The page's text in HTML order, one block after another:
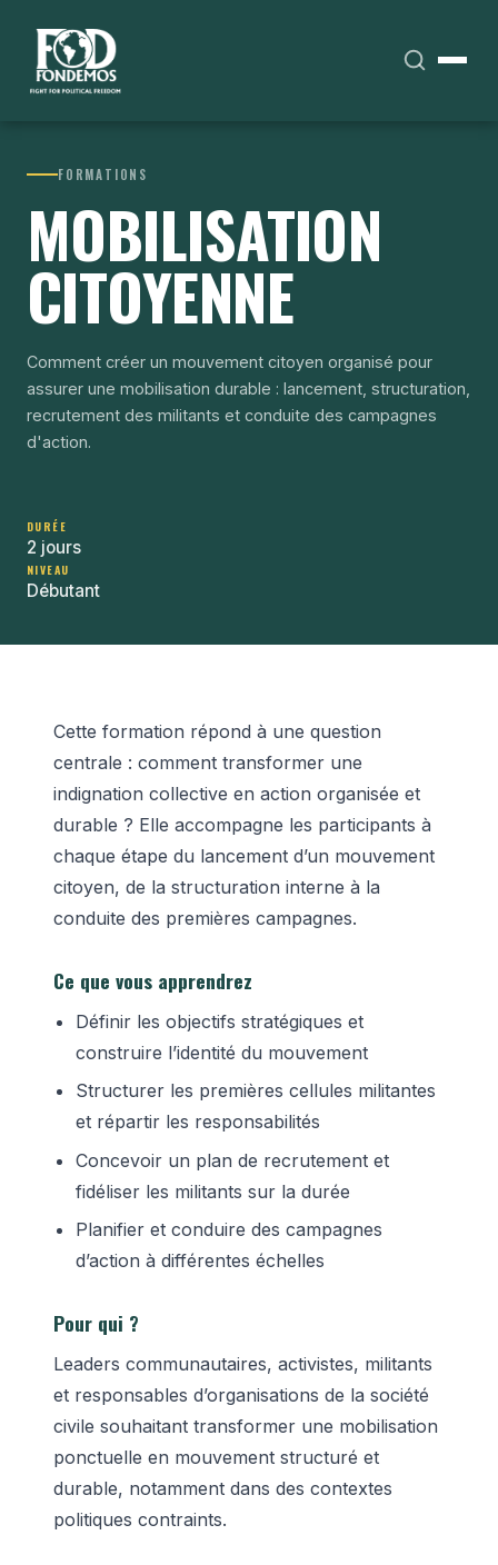
FORMATIONS
MOBILISATION
CITOYENNE
Comment créer un mouvement citoyen organisé pour
assurer une mobilisation durable : lancement, structuration,
recrutement des militants et conduite des campagnes
d'action.
DURÉE
2 jours
NIVEAU
Débutant
Cette formation répond à une question
centrale : comment transformer une
indignation collective en action organisée et
durable ? Elle accompagne les participants à
chaque étape du lancement d’un mouvement
citoyen, de la structuration interne à la
conduite des premières campagnes.
Ce que vous apprendrez
Définir les objectifs stratégiques et
construire l’identité du mouvement
Structurer les premières cellules militantes
et répartir les responsabilités
Concevoir un plan de recrutement et
fidéliser les militants sur la durée
Planifier et conduire des campagnes
d’action à différentes échelles
Pour qui ?
Leaders communautaires, activistes, militants
et responsables d’organisations de la société
civile souhaitant transformer une mobilisation
ponctuelle en mouvement structuré et
durable, notamment dans des contextes
politiques contraints.